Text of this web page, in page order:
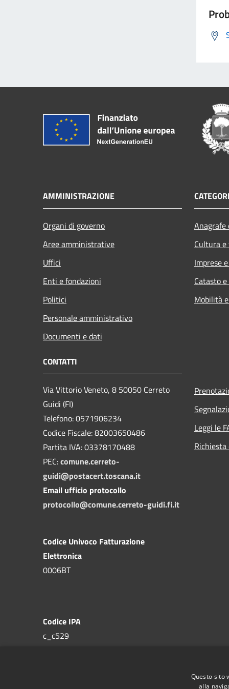
AMMINISTRAZIONE
Organi di governo
Aree amministrative
Uffici
Enti e fondazioni
Politici
Personale amministrativo
Documenti e dati
Cultura
Imprese
Catasto
Mobilità
CONTATTI
Via Vittorio Veneto, 8 50050 Cerreto
Guidi (FI)
Telefono: 0571906234
Codice Fiscale: 82003650486
Partita IVA: 03378170488
PEC:comune.cerreto-
guidi@postacert.toscana.it
Email ufficio protocollo
protocollo@comune.cerreto-guidi.fi.it
Codice Univoco Fatturazione
Elettronica
0006BT
Codice IPA
c_c529
Leggi le
Questo sito
alla